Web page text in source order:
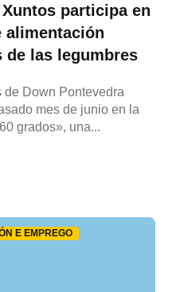
participa en
alimentación
de las legumbres
de Down Pontevedra
mes de junio en la
grados», una...
E EMPREGO